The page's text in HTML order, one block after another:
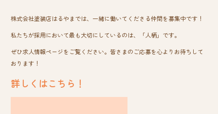
株式会社塗装店はるやまでは、一緒に働いてくださる仲間を募集中です！
私たちが採用において最も大切にしているのは、「人柄」です。
ぜひ求人情報ページをご覧ください。皆さまのご応募を心よりお待ちして
おります！
詳しくはこちら！